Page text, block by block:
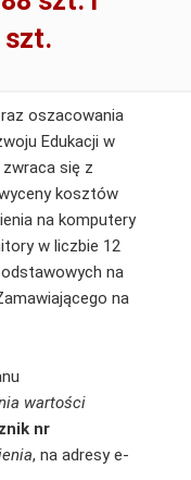
szt.
oszacowania
Edukacji w
zwraca się z
kosztów
na komputery
w liczbie 12
na
na
wartości
nr
, na adresy e-